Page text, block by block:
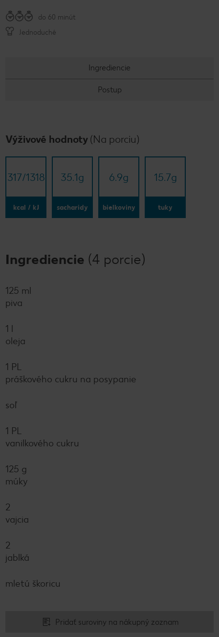
do 60 minút
Jednoduché
Ingrediencie
Postup
Výživové hodnoty (Na porciu)
317/​1318
kcal / kJ
35.1g
sacharidy
6.9g
bielkoviny
15.7g
tuky
Ingrediencie (4 porcie)
125 ml
piva
1 l
oleja
1 PL
práškového cukru na posypanie
soľ
1 PL
vanilkového cukru
125 g
múky
2
vajcia
2
jablká
mletú škoricu
Pridať suroviny na nákupný zoznam